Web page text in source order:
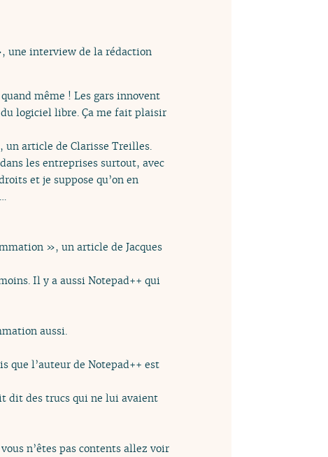
une interview de la rédaction
même ! Les gars innovent
logiciel libre. Ça me fait plaisir
article de Clarisse Treilles.
les entreprises surtout, avec
et je suppose qu’on en
», un article de Jacques
Il y a aussi Notepad++ qui
aussi.
que l’auteur de Notepad++ est
dit des trucs qui ne lui avaient
n’êtes pas contents allez voir